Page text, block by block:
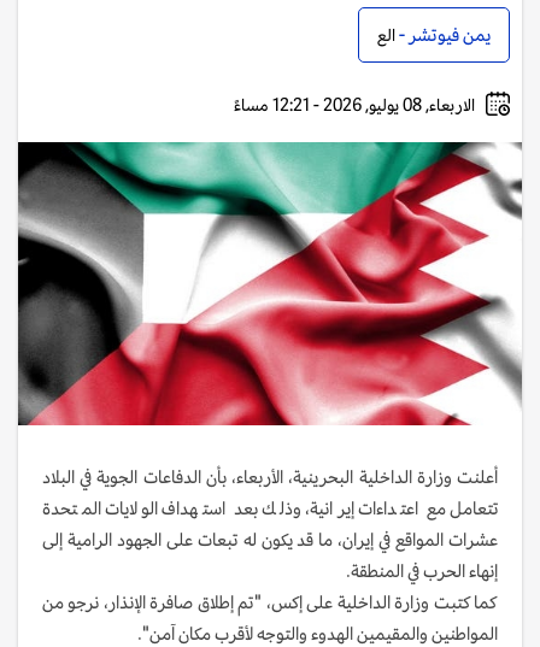
يمن فيوتشر -الع
الاربعاء, 08 يوليو, 2026 - 12:21 مساءً
أعلنت وزارة الداخلية البحرينية، الأربعاء، بأن الدفاعات الجوية في البلاد
تتعامل مع اعتداءات إيرانية، وذلك بعد استهداف الولايات المتحدة
عشرات المواقع في إيران، ما قد يكون له تبعات على الجهود الرامية إلى
إنهاء الحرب في المنطقة.
كما كتبت وزارة الداخلية على إكس، "تم إطلاق صافرة الإنذار، نرجو من
المواطنين والمقيمين الهدوء والتوجه لأقرب مكان آمن".